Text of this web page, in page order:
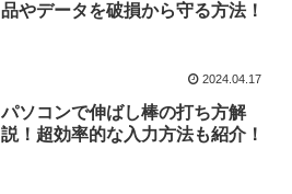
品やデータを破損から守る方法！
2024.04.17
パソコンで伸ばし棒の打ち方解
説！超効率的な入力方法も紹介！